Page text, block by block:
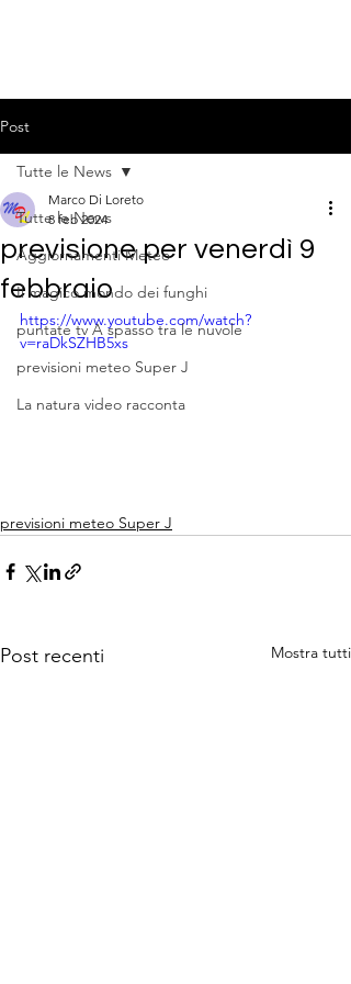
Post
Tutte le News
Aggiornamenti Meteo
Il magico mondo dei funghi
puntate tv A spasso tra le nuvole
previsioni meteo Super J
La natura video racconta
Tutte le News
previsione per venerdì 9
febbraio
Marco Di Loreto
8 feb 2024
https://www.youtube.com/watch?
v=raDkSZHB5xs
previsioni meteo Super J
Post recenti Mostra tutti